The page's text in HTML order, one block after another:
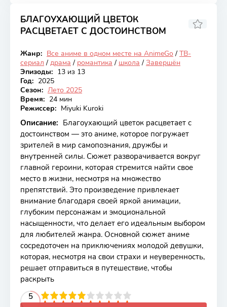
БЛАГОУХАЮЩИЙ ЦВЕТОК
РАСЦВЕТАЕТ С ДОСТОИНСТВОМ
Закончен
8.5
Жанр: Все аниме в одном месте на AnimeGo / ТВ-
сериал / драма / романтика / школа / Завершён
Эпизоды: 13 из 13
Год: 2025
Сезон: Лето 2025
Время: 24 мин
Режиссер: Miyuki Kuroki
Описание: Благоухающий цветок расцветает с
достоинством — это аниме, которое погружает
зрителей в мир самопознания, дружбы и
внутренней силы. Сюжет разворачивается вокруг
главной героини, которая стремится найти свое
место в жизни, несмотря на множество
препятствий. Это произведение привлекает
внимание благодаря своей яркой анимации,
глубоким персонажам и эмоциональной
насыщенности, что делает его идеальным выбором
для любителей жанра. Основной сюжет аниме
сосредоточен на приключениях молодой девушки,
которая, несмотря на свои страхи и неуверенность,
решает отправиться в путешествие, чтобы
раскрыть
5
4 5 6 7 8 9 10